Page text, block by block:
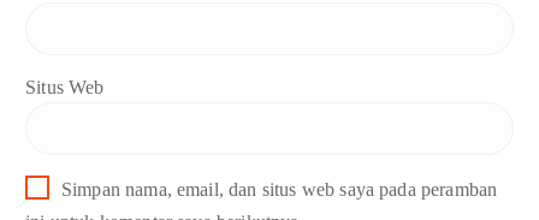
Situs Web
Simpan nama, email, dan situs web saya pada peramban